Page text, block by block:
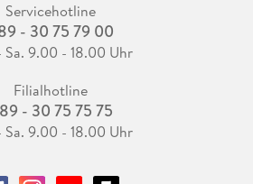
Servicehotline
- 30 75 79 00
Sa. 9.00 - 18.00 Uhr
Filialhotline
- 30 75 75 75
Sa. 9.00 - 18.00 Uhr